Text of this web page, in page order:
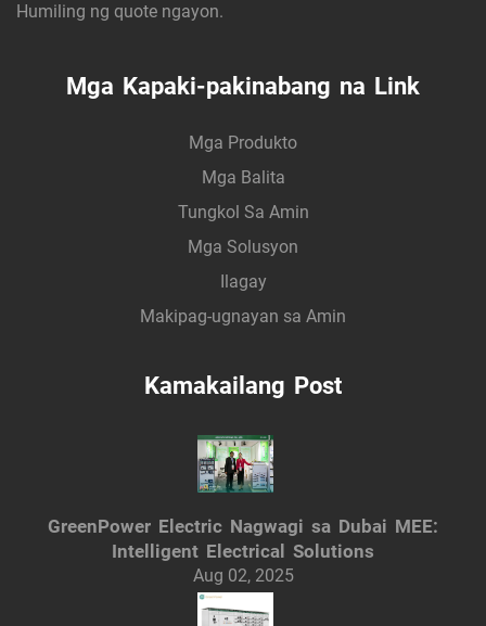
Humiling ng quote ngayon.
Mga Kapaki-pakinabang na Link
Mga Produkto
Mga Balita
Tungkol Sa Amin
Mga Solusyon
Ilagay
Makipag-ugnayan sa Amin
Kamakailang Post
GreenPower Electric Nagwagi sa Dubai MEE:
Intelligent Electrical Solutions
Aug 02, 2025